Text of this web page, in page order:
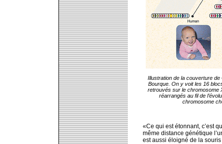
Illustration de la couverture
Bourque. On y voit les 16
retrouvés sur le chromosome
réarrangés au fil de
chromosome
«Ce qui est étonnant, c’est
même distance génétique
est aussi éloigné de la souris